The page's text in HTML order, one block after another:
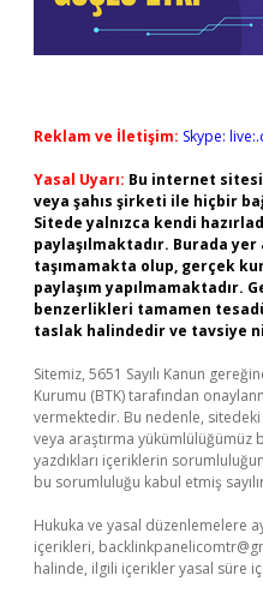
Reklam ve İletişim: Skype:
Yasal Uyarı: Bu internet
veya şahıs şirketi ile hiçbir
Sitede yalnızca kendi
paylaşılmaktadır. Burada
taşımamakta olup, gerçek
paylaşım yapılmamaktadır.
benzerlikleri tamamen
taslak halindedir ve tavsiye
Sitemiz, 5651 Sayılı Kanun
Kurumu (BTK) tarafından
vermektedir. Bu nedenle,
veya araştırma yükümlülüğümüz
yazdıkları içeriklerin
bu sorumluluğu kabul etmiş
Hukuka ve yasal düzenlemelere
içerikleri,
halinde, ilgili içerikler yasal süre